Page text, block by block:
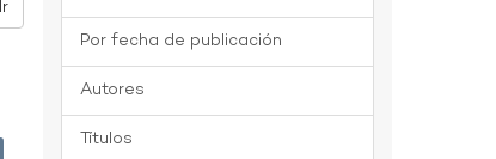
Ir
Por fecha de publicación
Autores
Títulos